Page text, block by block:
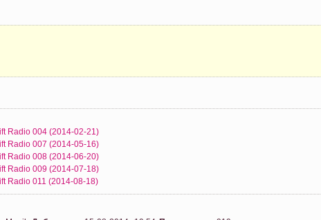
Radio 004 (2014-02-21)
Radio 007 (2014-05-16)
Radio 008 (2014-06-20)
Radio 009 (2014-07-18)
Radio 011 (2014-08-18)